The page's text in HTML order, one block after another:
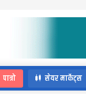
पात्रो सेयर मार्केट्स